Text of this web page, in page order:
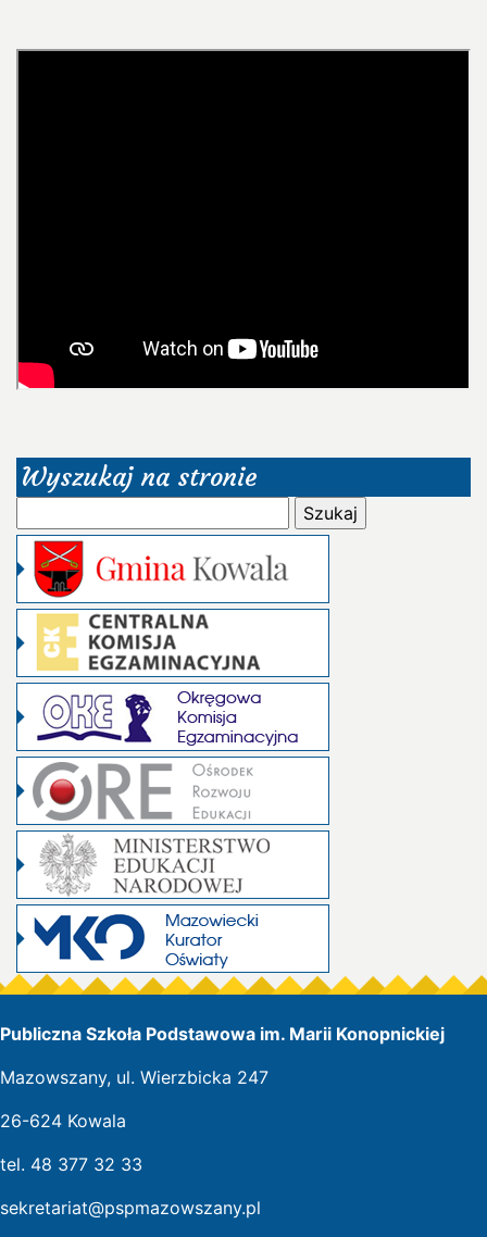
Wyszukaj na stronie
Publiczna Szkoła Podstawowa im. Marii Konopnickiej
Mazowszany, ul. Wierzbicka 247
26-624 Kowala
tel. 48 377 32 33
sekretariat@pspmazowszany.pl